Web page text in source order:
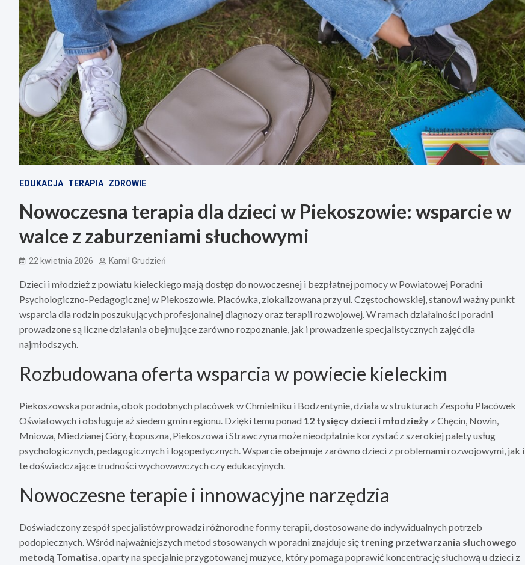
EDUKACJA TERAPIA ZDROWIE
Nowoczesna terapia dla dzieci w Piekoszowie: wsparcie w
walce z zaburzeniami słuchowymi
22 kwietnia 2026 Kamil Grudzień
Dzieci i młodzież z powiatu kieleckiego mają dostęp do nowoczesnej i bezpłatnej pomocy w Powiatowej Poradni
Psychologiczno-Pedagogicznej w Piekoszowie. Placówka, zlokalizowana przy ul. Częstochowskiej, stanowi ważny punkt
wsparcia dla rodzin poszukujących profesjonalnej diagnozy oraz terapii rozwojowej. W ramach działalności poradni
prowadzone są liczne działania obejmujące zarówno rozpoznanie, jak i prowadzenie specjalistycznych zajęć dla
najmłodszych.
Rozbudowana oferta wsparcia w powiecie kieleckim
Piekoszowska poradnia, obok podobnych placówek w Chmielniku i Bodzentynie, działa w strukturach Zespołu Placówek
Oświatowych i obsługuje aż siedem gmin regionu. Dzięki temu ponad 12 tysięcy dzieci i młodzieży z Chęcin, Nowin,
Mniowa, Miedzianej Góry, Łopuszna, Piekoszowa i Strawczyna może nieodpłatnie korzystać z szerokiej palety usług
psychologicznych, pedagogicznych i logopedycznych. Wsparcie obejmuje zarówno dzieci z problemami rozwojowymi, jak i
te doświadczające trudności wychowawczych czy edukacyjnych.
Nowoczesne terapie i innowacyjne narzędzia
Doświadczony zespół specjalistów prowadzi różnorodne formy terapii, dostosowane do indywidualnych potrzeb
podopiecznych. Wśród najważniejszych metod stosowanych w poradni znajduje się trening przetwarzania słuchowego
metodą Tomatisa, oparty na specjalnie przygotowanej muzyce, który pomaga poprawić koncentrację słuchową u dzieci z